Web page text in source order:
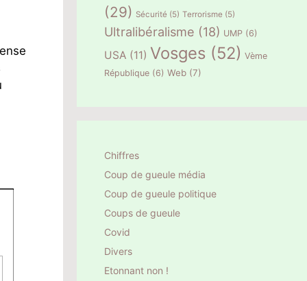
(29) Sécurité (5) Terrorisme (5)
Ultralibéralisme (18) UMP (6)
USA (11) Vosges (52) Vème
République (6) Web (7)
Chiffres
Coup de gueule média
Coup de gueule politique
Coups de gueule
Covid
Divers
Etonnant non !